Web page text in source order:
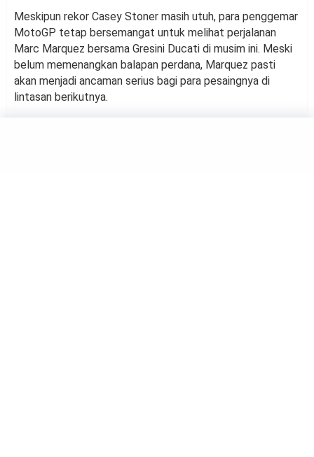
Meskipun rekor Casey Stoner masih utuh, para penggemar
MotoGP tetap bersemangat untuk melihat perjalanan
Marc Marquez bersama Gresini Ducati di musim ini. Meski
belum memenangkan balapan perdana, Marquez pasti
akan menjadi ancaman serius bagi para pesaingnya di
lintasan berikutnya.